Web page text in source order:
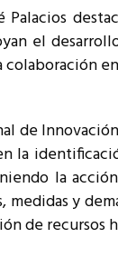
Palacios
el
de
la
la
medidas y
de recursos